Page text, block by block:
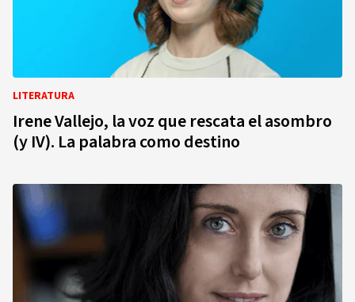
LITERATURA
Irene Vallejo, la voz que rescata el asombro
(y IV). La palabra como destino